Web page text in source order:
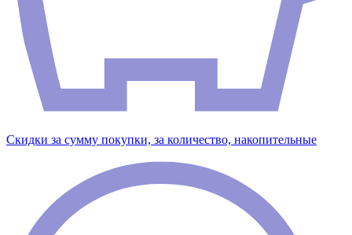
Скидки за сумму покупки, за количество, накопительные